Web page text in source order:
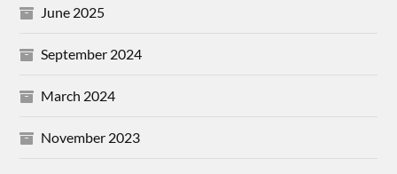
June 2025
September 2024
March 2024
November 2023